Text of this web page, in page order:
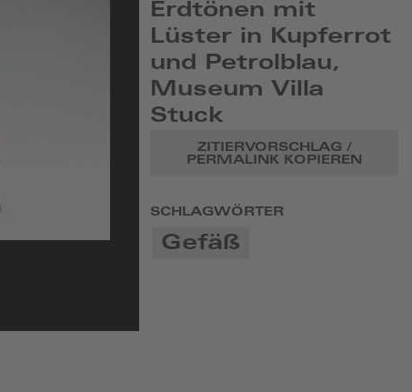
Erdtönen mit
Lüster in Kupferrot
und Petrolblau,
Museum Villa
Stuck
ZITIERVORSCHLAG /
PERMALINK KOPIEREN
SCHLAGWÖRTER
Gefäß